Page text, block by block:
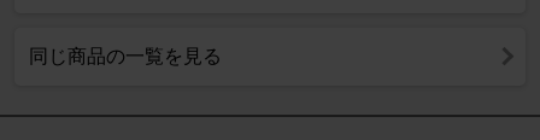
同じ商品の一覧を見る